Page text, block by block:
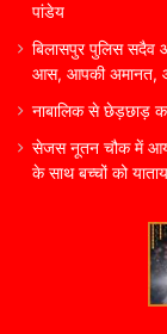
पांडेय
बिलासपुर पुलिस सदैव
आस, आपकी अमानत,
नाबालिक से छेड़छाड़
सेजस नूतन चौक में
के साथ बच्चों को